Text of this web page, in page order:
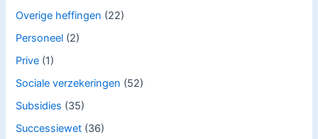
Overige heffingen (22)
Personeel (2)
Prive (1)
Sociale verzekeringen (52)
Subsidies (35)
Successiewet (36)